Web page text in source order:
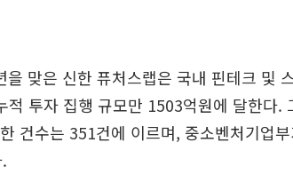
맞은 신한 퓨처스랩은 국내 핀테크 및
적 투자 집행 규모만 1503억원에 달한다.
건수는 351건에 이르며, 중소벤처기업부